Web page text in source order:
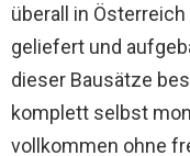
überall in
geliefert und
dieser Bausätze
komplett selbst
vollkommen ohne